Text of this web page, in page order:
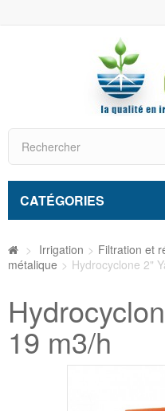
CATÉGORIES
> Irrigation > Filtration et
métalique > Hydrocyclone 2"
19 m3/h